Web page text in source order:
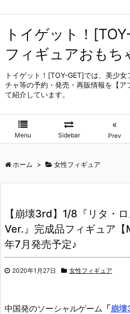
トイゲット！
フィギュアおもち
トイゲット！[TOY-GET]では、美少
チャ等の予約・発売・再販情報を【ア
て紹介しています。
Menu Sidebar
«
Prev
ホーム > 女性フィギュア
【崩壊3rd】1/8『リタ・
Ver.』完成品フィギュア
年7月発売予定♪
2020年1月27日 女性フィギュア
中国発のソーシャルゲーム 「崩